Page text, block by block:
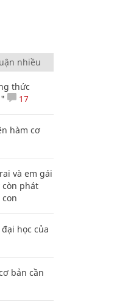
nhiều
thức
17
hàm cơ
và em gái
phát
học của
bản cần